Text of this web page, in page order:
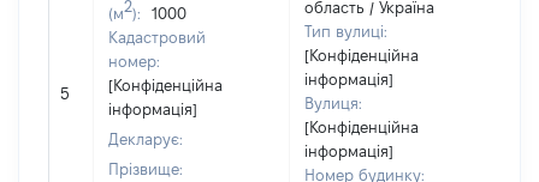
5
(м2):
1000
Кадастровий
номер:
[Конфіденційна
інформація]
Декларує:
Прізвище:
область / Україна
Тип вулиці:
[Конфіденційна
інформація]
Вулиця:
[Конфіденційна
інформація]
Номер будинку: